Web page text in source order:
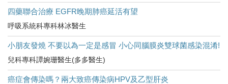
四藥聯合治療 EGFR晚期肺癌延活有望
呼吸系統科專科林冰醫生
小朋友發燒 不要以為一定是感冒 小心同腦膜炎雙球菌感染混淆!
兒科專科譚婉珊醫生(多多醫生)
癌症會傳染嗎？兩大致癌傳染病HPV及乙型肝炎